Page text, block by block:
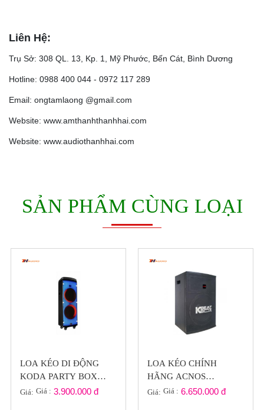
Liên Hệ:
Trụ Sở: 308 QL. 13, Kp. 1, Mỹ Phước, Bến Cát, Bình Dương
Hotline: 0988 400 044 - 0972 117 289
Email: ongtamlaong @gmail.com
Website: www.amthanhthanhhai.com
Website: www.audiothanhhai.com
SẢN PHẨM CÙNG LOẠI
LOA KÉO DI ĐỘNG
KODA PARTY BOX
2120 LED ĐỔI MÀU
Giá: Giá : 3.900.000 đ
LOA KÉO CHÍNH
HÃNG ACNOS
BEATBOX KB43 ( VUI
Giá: Giá : 6.650.000 đ